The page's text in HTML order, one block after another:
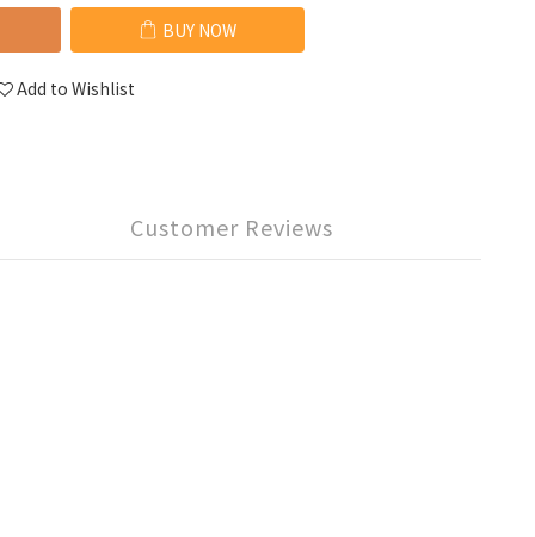
BUY NOW
Add to Wishlist
Customer Reviews